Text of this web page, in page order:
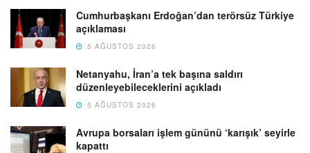
Cumhurbaşkanı Erdoğan’dan terörsüz Türkiye
açıklaması
5 AĞUSTOS 2026
Netanyahu, İran’a tek başına saldırı
düzenleyebileceklerini açıkladı
5 AĞUSTOS 2026
Avrupa borsaları işlem gününü ‘karışık’ seyirle
kapattı